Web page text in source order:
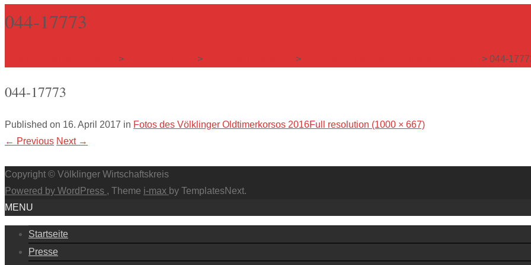
044-17773
> > > > 044-
044-17773
Published on 16. April 2017 in Fotos des Völklinger Oldtimerkorsos 2016Full resolution (1000 × 667)
← Previous Next →
Copyright © Völklinger Wirtschaftskreis
Powered by WordPress , Theme i-max by TemplatesNext.
MENU
Startseite
Presse